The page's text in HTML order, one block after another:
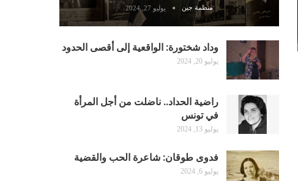
منظمة جين يوليو 27, 2024
وداد شختورة: الواقعية إلى أقصى الحدود
يوليو 20, 2024
راضية الحداد.. ناضلت من أجل المرأة
في تونس
يوليو 13, 2024
فدوى طوقان: شاعرة الحب والقضية
يوليو 6, 2024